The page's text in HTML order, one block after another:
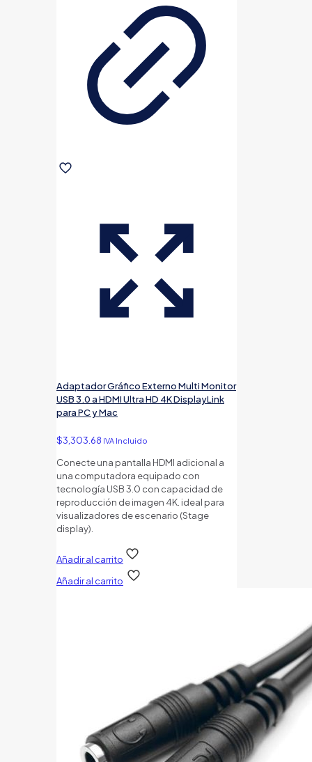
Adaptador Gráfico Externo Multi Monitor
USB 3.0 a HDMI Ultra HD 4K DisplayLink
para PC y Mac
$3,303.68 IVA Incluido
Conecte una pantalla HDMI adicional a
una computadora equipado con
tecnología USB 3.0 con capacidad de
reproducción de imagen 4K. ideal para
visualizadores de escenario (Stage
display).
Añadir al carrito
Añadir al carrito